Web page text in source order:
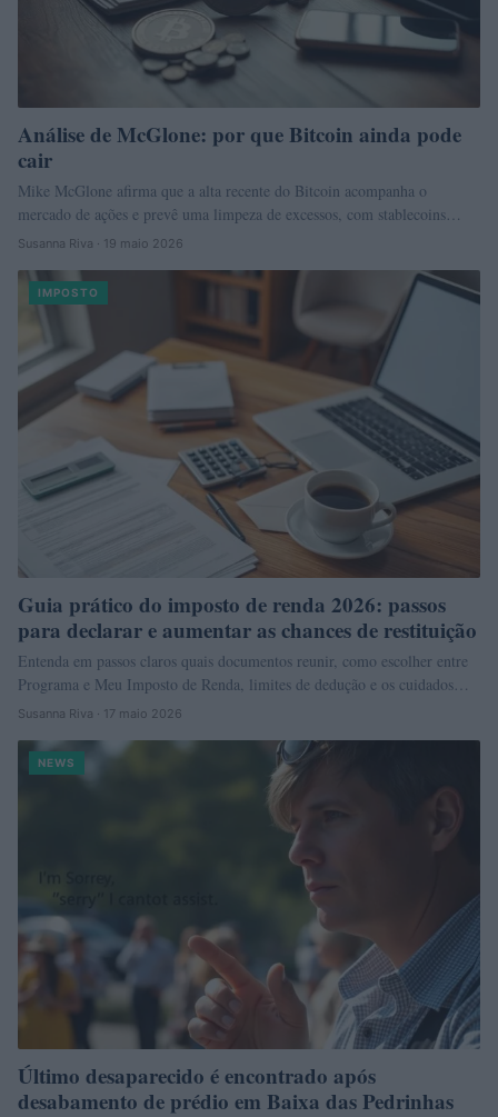
Análise de McGlone: por que Bitcoin ainda pode
cair
Mike McGlone afirma que a alta recente do Bitcoin acompanha o
mercado de ações e prevê uma limpeza de excessos, com stablecoins…
Susanna Riva · 19 maio 2026
IMPOSTO
Guia prático do imposto de renda 2026: passos
para declarar e aumentar as chances de restituição
Entenda em passos claros quais documentos reunir, como escolher entre
Programa e Meu Imposto de Renda, limites de dedução e os cuidados…
Susanna Riva · 17 maio 2026
NEWS
Último desaparecido é encontrado após
desabamento de prédio em Baixa das Pedrinhas